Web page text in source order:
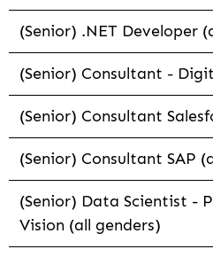
(Senior) .NET Developer
(Senior) Consultant -
(Senior) Consultant
(Senior) Consultant SAP
(Senior) Data Scientist -
Vision (all genders)